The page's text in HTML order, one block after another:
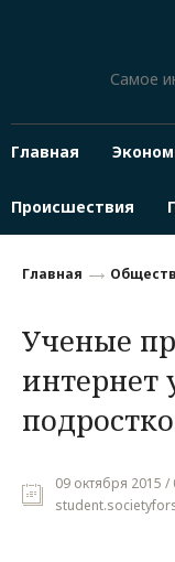
Самое
Главная
Происшествия
Главная
Ученые
интернет
09 октября 2015 /